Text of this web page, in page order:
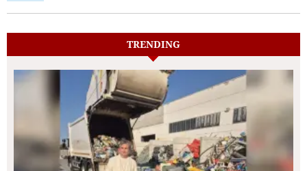
TRENDING